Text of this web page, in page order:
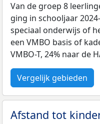
Van de groep 8
ging in schooljaar
speciaal onderwijs of
een VMBO basis of
VMBO-T, 24% naar de
Vergelijk gebieden
Afstand tot